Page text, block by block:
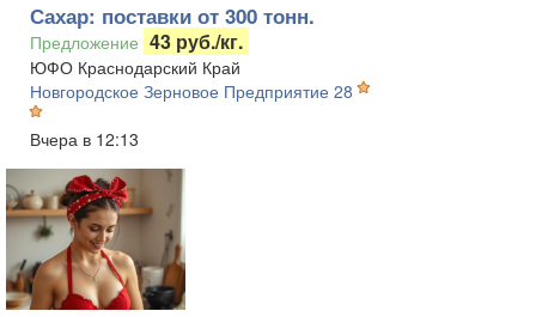
Сахар: поставки от 300 тонн.
Предложение 43 руб./кг.
ЮФО Краснодарский Край
Новгородское Зерновое Предприятие 28
Вчера в 12:13